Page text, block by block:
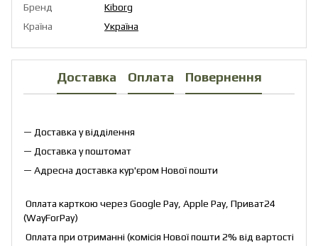
Бренд
Kiborg
Країна
Україна
Доставка Оплата Повернення
— Доставка у відділення
— Доставка у поштомат
— Адресна доставка кур'єром Нової пошти
Оплата карткою через Google Pay, Apple Pay, Приват24
(WayForPay)
Оплата при отриманні (комісія Нової пошти 2% від вартості